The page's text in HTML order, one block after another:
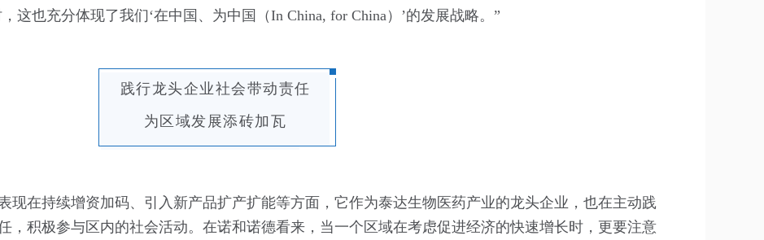
这也充分体现了我们‘在中国、为中国（In China, for China）’的发展战略。”
践行龙头企业社会带动责任
为区域发展添砖加瓦
现在持续增资加码、引入新产品扩产扩能等方面，它作为泰达生物医药产业的龙头企业，也在主动践
，积极参与区内的社会活动。在诺和诺德看来，当一个区域在考虑促进经济的快速增长时，更要注意